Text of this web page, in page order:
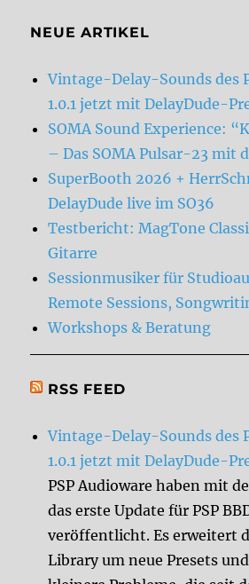
NEUE ARTIKEL
Vintage-Delay-Sounds des
1.0.1 jetzt mit DelayDude-
SOMA Sound Experience:
– Das SOMA Pulsar-23 mit
SuperBooth 2026 +
DelayDude live im SO36
Testbericht: MagTone
Gitarre
Sessionmusiker für
Remote Sessions,
Workshops & Beratung
RSS FEED
Vintage-Delay-Sounds des
1.0.1 jetzt mit DelayDude-
PSP Audioware haben mit
das erste Update für PSP
veröffentlicht. Es erweitert
Library um neue Presets